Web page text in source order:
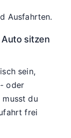
Ausfahrten.
sitzen
sein,
oder
musst du
frei